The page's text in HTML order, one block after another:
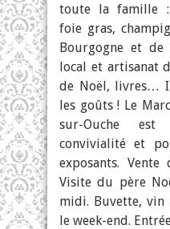
toute la famille :
foie gras,
Bourgogne et de
local et artisanat
de Noël, livres…
les goûts ! Le
sur-Ouche
convivialité et
exposants.
Visite du père
midi. Buvette,
le week-end.